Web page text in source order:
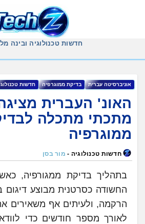
חדשות טכנולוגיה ובינה
אוניברסיטה עברית בדיקת ממוגרפיה ‏חדשות
האונ' העברית
מתכתי מתכלה
ממוגרפיה
חדשות טכנולוגיה - מור בסן
בתהליך בדיקת ממגורפיה,
החשודה כסרטנית מבוצע דיגום
הרקמה, ולעיתים אף משאירים
לאורך מספר חודשים כדי